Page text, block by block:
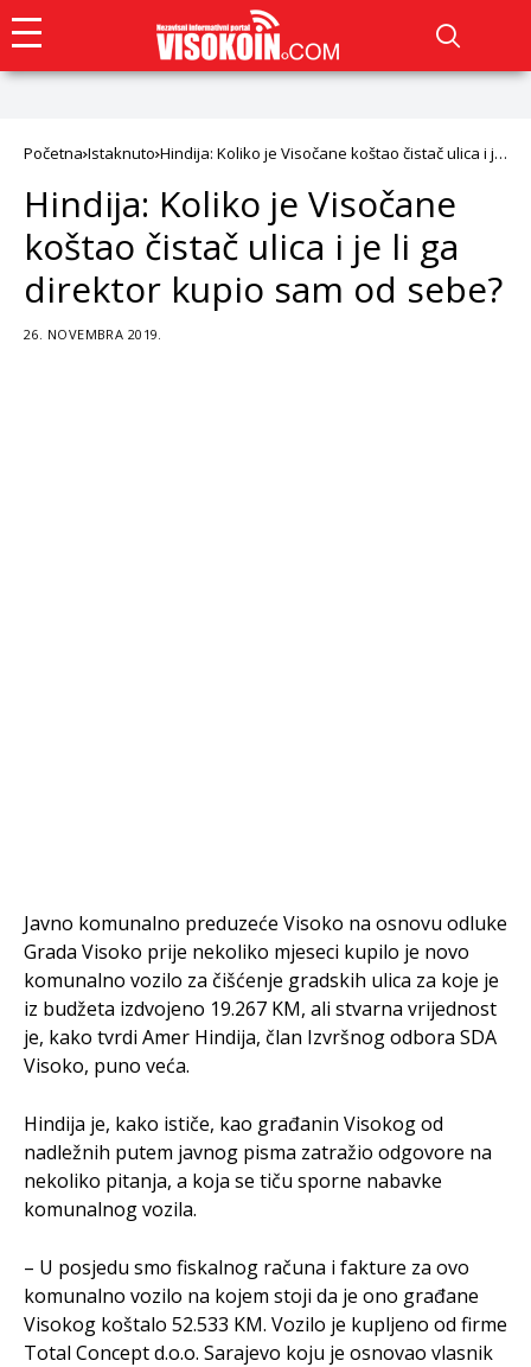
Početna Istaknuto Hindija: Koliko je Visočane koštao čistač ulica i je
Hindija: Koliko je Visočane
koštao čistač ulica i je li ga
direktor kupio sam od sebe?
26. NOVEMBRA 2019.
Javno komunalno preduzeće Visoko na osnovu odluke
Grada Visoko prije nekoliko mjeseci kupilo je novo
komunalno vozilo za čišćenje gradskih ulica za koje je
iz budžeta izdvojeno 19.267 KM, ali stvarna vrijednost
je, kako tvrdi Amer Hindija, član Izvršnog odbora SDA
Visoko, puno veća.
Hindija je, kako ističe, kao građanin Visokog od
nadležnih putem javnog pisma zatražio odgovore na
nekoliko pitanja, a koja se tiču sporne nabavke
komunalnog vozila.
– U posjedu smo fiskalnog računa i fakture za ovo
komunalno vozilo na kojem stoji da je ono građane
Visokog koštalo 52.533 KM. Vozilo je kupljeno od firme
Total Concept d.o.o. Sarajevo koju je osnovao vlasnik